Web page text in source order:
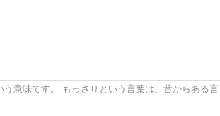
意味です。 もっさりという言葉は、昔からある言